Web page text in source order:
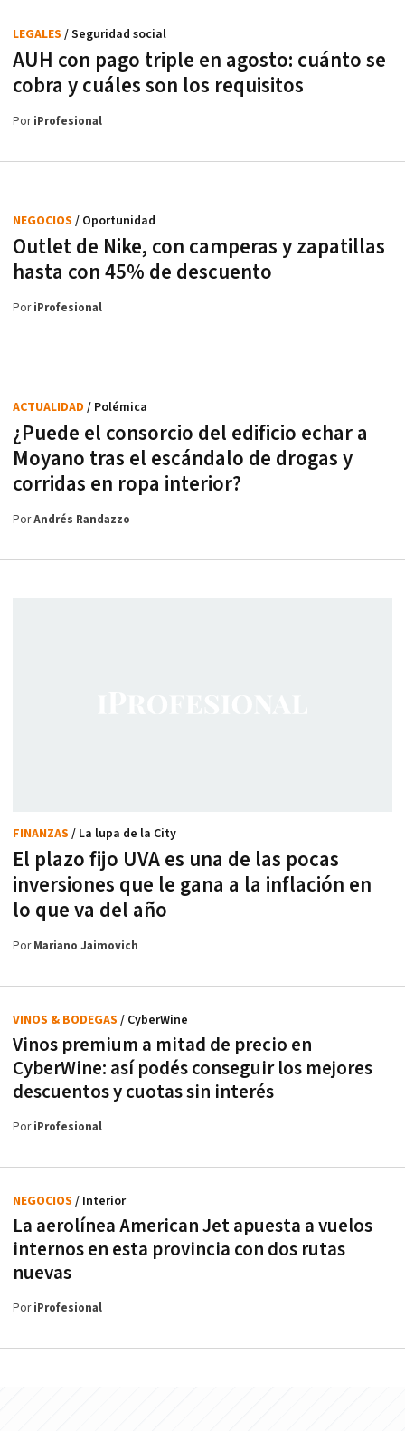
AUH con pago triple en agosto: cuánto se
cobra y cuáles son los requisitos
LEGALES / Seguridad social
PoriProfesional
Outlet de Nike, con camperas y zapatillas
hasta con 45% de descuento
NEGOCIOS / Oportunidad
PoriProfesional
¿Puede el consorcio del edificio echar a
Moyano tras el escándalo de drogas y
corridas en ropa interior?
ACTUALIDAD / Polémica
PorAndrés Randazzo
El plazo fijo UVA es una de las pocas
inversiones que le gana a la inflación en
lo que va del año
FINANZAS / La lupa de la City
PorMariano Jaimovich
Vinos premium a mitad de precio en
CyberWine: así podés conseguir los mejores
descuentos y cuotas sin interés
VINOS & BODEGAS / CyberWine
PoriProfesional
La aerolínea American Jet apuesta a vuelos
internos en esta provincia con dos rutas
nuevas
NEGOCIOS / Interior
PoriProfesional